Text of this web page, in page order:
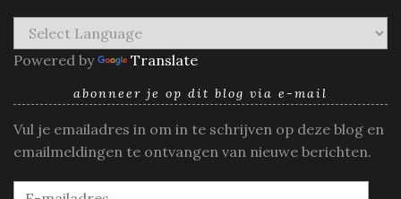
Powered by Translate
abonneer je op dit blog via e-mail
Vul je emailadres in om in te schrijven op deze blog en
emailmeldingen te ontvangen van nieuwe berichten.
E-